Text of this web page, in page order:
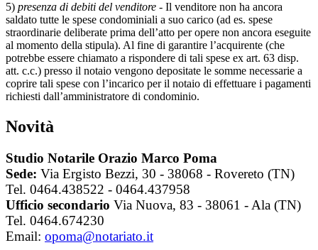
5) presenza di debiti del venditore - Il venditore non ha ancora
saldato tutte le spese condominiali a suo carico (ad es. spese
straordinarie deliberate prima dell’atto per opere non ancora eseguite
al momento della stipula). Al fine di garantire l’acquirente (che
potrebbe essere chiamato a rispondere di tali spese ex art. 63 disp.
att. c.c.) presso il notaio vengono depositate le somme necessarie a
coprire tali spese con l’incarico per il notaio di effettuare i pagamenti
richiesti dall’amministratore di condominio.
Novità
Studio Notarile Orazio Marco Poma
Sede: Via Ergisto Bezzi, 30 - 38068 - Rovereto (TN)
Tel. 0464.438522 - 0464.437958
Ufficio secondario Via Nuova, 83 - 38061 - Ala (TN)
Tel. 0464.674230
Email: opoma@notariato.it